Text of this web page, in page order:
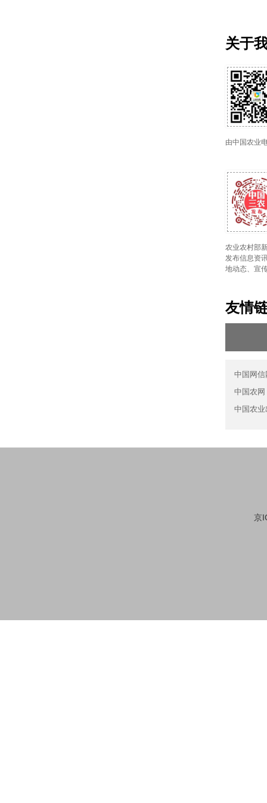
关于
由中国农业
农业农村部
发布信息资
地动态、宣
友情
中国网信
中国农网
中国农业
京